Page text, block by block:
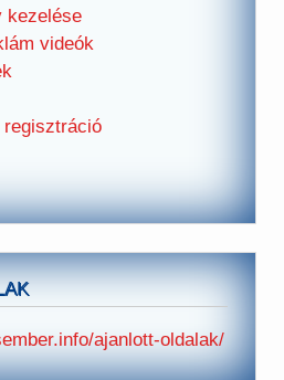
kezelése
videók
ajanlott-oldalak/